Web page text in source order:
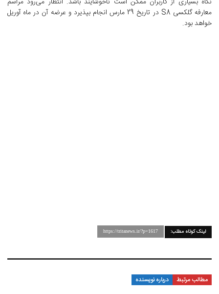
معارفه گلکسی S8 در تاریخ 29 مارس انجام بپذیرد و عرضه آن در ماه آوریل
خواهد بود.
لینک کوتاه مطلب: https://tritanews.ir/?p=1617
مطالب مرتبط درباره نویسنده